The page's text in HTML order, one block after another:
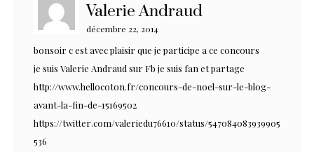
Valerie Andraud
décembre 22, 2014
bonsoir c est avec plaisir que je participe a ce concours
je suis Valerie Andraud sur Fb je suis fan et partage
http://www.hellocoton.fr/concours-de-noel-sur-le-blog-
avant-la-fin-de-15169502
https://twitter.com/valeriedu76610/status/547084083939905
536